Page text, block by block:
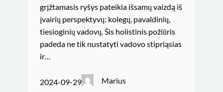
grįžtamasis ryšys pateikia išsamų vaizdą iš
įvairių perspektyvų: kolegų, pavaldinių,
tiesioginių vadovų. Šis holistinis požiūris
padeda ne tik nustatyti vadovo stipriąsias
ir…
2024-09-29 Marius